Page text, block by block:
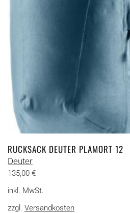
RUCKSACK DEUTER PLAMORT 12
Deuter
135,00 €
inkl. MwSt.
zzgl. Versandkosten